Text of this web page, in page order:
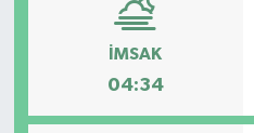
İMSAK
04:34